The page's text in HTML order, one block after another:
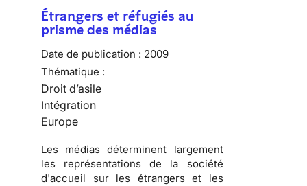
Étrangers et réfugiés au
prisme des médias
Date de publication : 2009
Thématique :
Droit d’asile
Intégration
Europe
Les médias déterminent largement
les représentations de la société
d'accueil sur les étrangers et les